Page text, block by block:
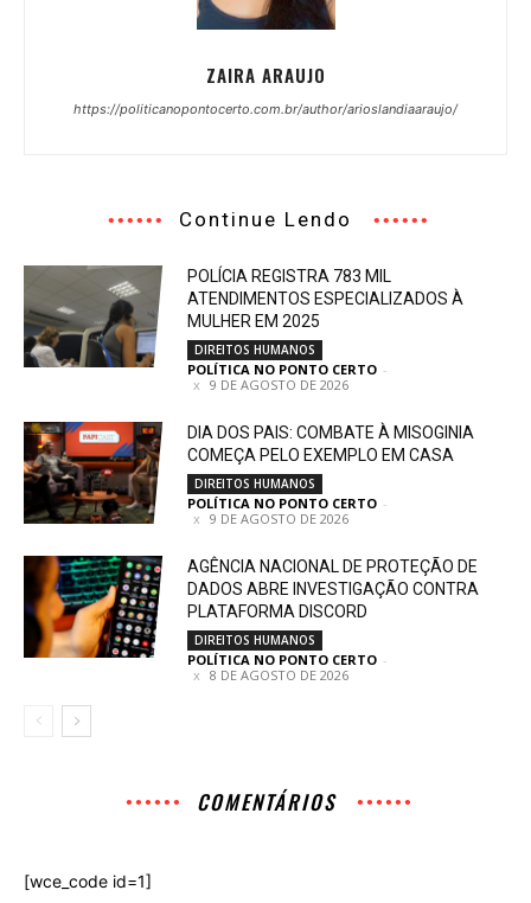
ZAIRA ARAUJO
https://politicanopontocerto.com.br/author/arioslandiaaraujo/
Continue Lendo
POLÍCIA REGISTRA 783 MIL
ATENDIMENTOS ESPECIALIZADOS À
MULHER EM 2025
DIREITOS HUMANOS
POLÍTICA NO PONTO CERTO -
9 DE AGOSTO DE 2026
DIA DOS PAIS: COMBATE À MISOGINIA
COMEÇA PELO EXEMPLO EM CASA
DIREITOS HUMANOS
POLÍTICA NO PONTO CERTO -
9 DE AGOSTO DE 2026
AGÊNCIA NACIONAL DE PROTEÇÃO DE
DADOS ABRE INVESTIGAÇÃO CONTRA
PLATAFORMA DISCORD
DIREITOS HUMANOS
POLÍTICA NO PONTO CERTO -
8 DE AGOSTO DE 2026
COMENTÁRIOS
[wce_code id=1]